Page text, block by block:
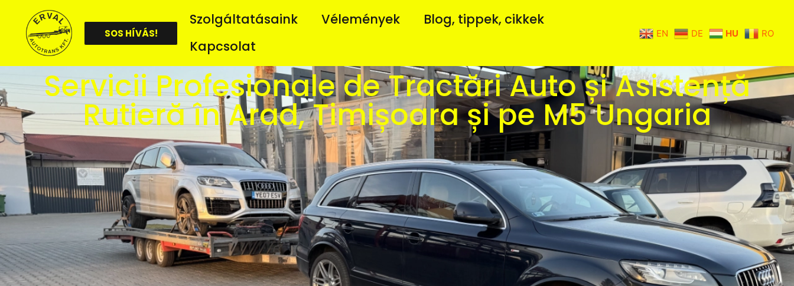
SOS HÍVÁS!
Szolgáltatásaink Vélemények
Blog, tippek, cikkek
Kapcsolat
EN DE HU RO
Servicii Profesionale de Tractări Auto și Asistență
Rutieră în Arad, Timișoara și pe M5 Ungaria